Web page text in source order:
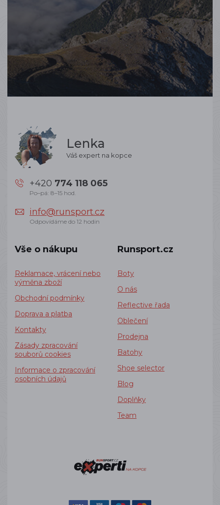
Lenka
Váš expert na kopce
+420 774 118 065
Po–pá: 8–15 hod.
info@runsport.cz
Odpovídáme do 12 hodin
Vše o nákupu
Reklamace, vrácení nebo
výměna zboží
Obchodní podmínky
Doprava a platba
Kontakty
Zásady zpracování
souborů cookies
Informace o zpracování
osobních údajů
Runsport.cz
Boty
O nás
Reflective řada
Oblečení
Prodejna
Batohy
Shoe selector
Blog
Doplňky
Team